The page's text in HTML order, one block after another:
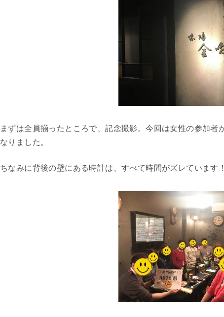
まずは全員揃ったところで、記念撮影。今回は女性の参加
なりました。
ちなみに背後の壁にある時計は、すべて時間がズレています